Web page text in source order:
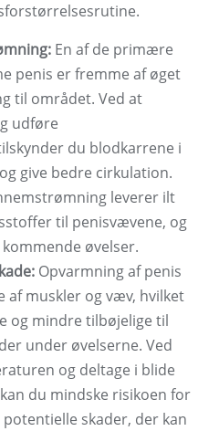
En af de primære
penis er fremme af øget
til området. Ved at
udføre
du blodkarrene i
give bedre cirkulation.
leverer ilt
til penisvævene, og
øvelser.
Opvarmning af penis
af muskler og væv, hvilket
og mindre tilbøjelige til
under øvelserne. Ved
og deltage i blide
du mindske risikoen for
skader, der kan